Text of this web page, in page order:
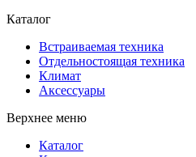
Каталог
Встраиваемая техника
Отдельностоящая техника
Климат
Аксессуары
Верхнее меню
Каталог